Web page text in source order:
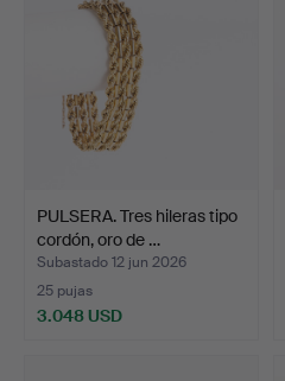
PULSERA. Tres hileras tipo
cordón, oro de …
Subastado 12 jun 2026
25 pujas
3.048 USD